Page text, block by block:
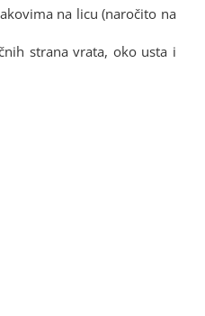
na licu (naročito na
strana vrata, oko usta i